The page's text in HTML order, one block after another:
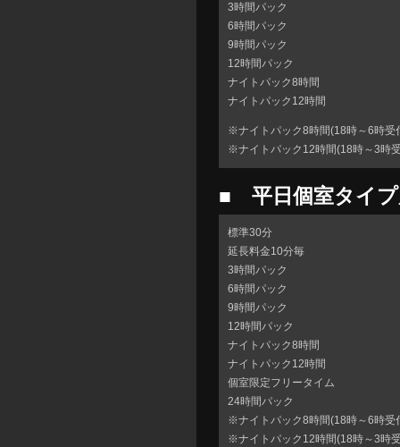
3時間パック
6時間パック
9時間パック
12時間パック
ナイトパック8時間
ナイトパック12時間
※ナイトパック8時間(18時～6時受
※ナイトパック12時間(18時～3時
■ 平日個室タイプ
標準30分
延長料金10分毎
3時間パック
6時間パック
9時間パック
12時間パック
ナイトパック8時間
ナイトパック12時間
個室限定フリータイム
24時間パック
※ナイトパック8時間(18時～6時受
※ナイトパック12時間(18時～3時